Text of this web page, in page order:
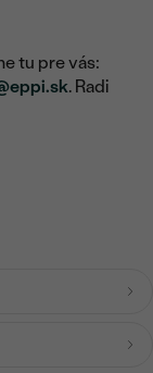
tu pre vás:
. Radi